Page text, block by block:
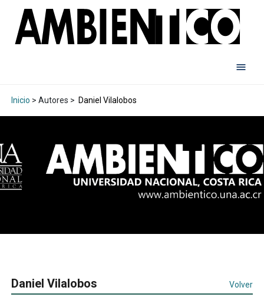
Inicio > Autores > Daniel Vilalobos
Daniel Vilalobos Volver